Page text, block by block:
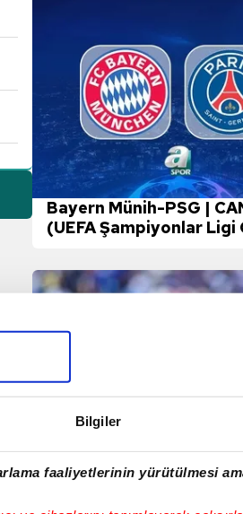
Bilgiler
faaliyetlerinin yürütülmesi
Bayern Münih-PSG |
(UEFA Şampiyonlar Ligi